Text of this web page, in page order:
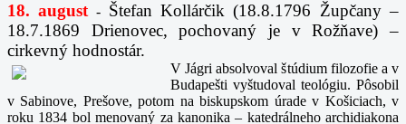
18. august -
Štefan Kollárčik (18.8.1796 Župčany –
18.7.1869 Drienovec, pochovaný je v Rožňave) –
cirkevný hodnostár.
V Jágri absolvoval štúdium filozofie a v
Budapešti vyštudoval teológiu. Pôsobil
v Sabinove, Prešove, potom na biskupskom úrade v Košiciach, v
roku 1834 bol menovaný za kanonika – katedrálneho archidiakona